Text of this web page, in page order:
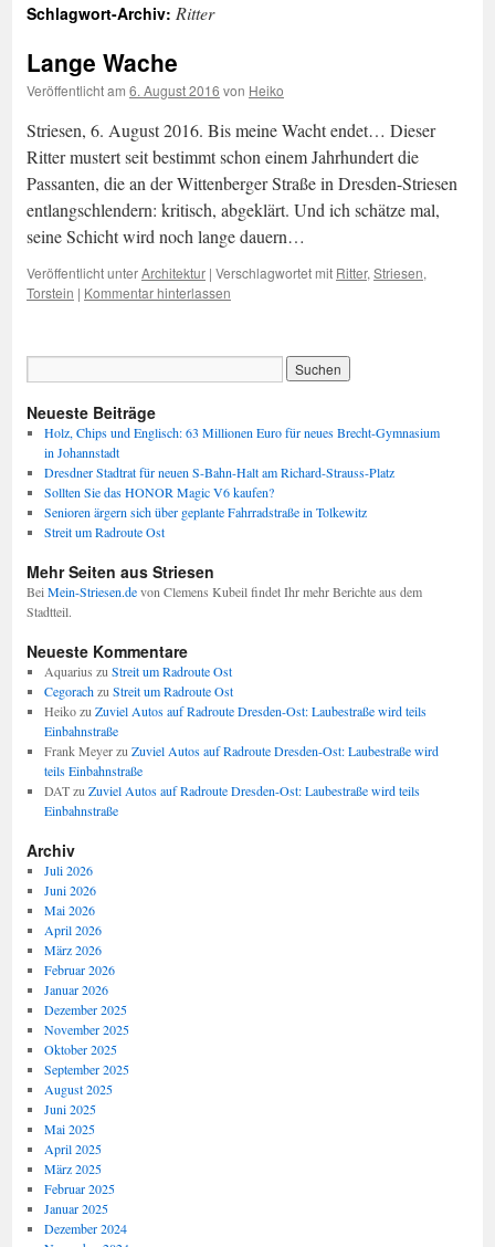
Schlagwort-Archiv: Ritter
Lange Wache
Veröffentlicht am 6. August 2016 von Heiko
Striesen, 6. August 2016. Bis meine Wacht endet… Dieser
Ritter mustert seit bestimmt schon einem Jahrhundert die
Passanten, die an der Wittenberger Straße in Dresden-Striesen
entlangschlendern: kritisch, abgeklärt. Und ich schätze mal,
seine Schicht wird noch lange dauern…
Veröffentlicht unterArchitektur | Verschlagwortet mit Ritter, Striesen,
Torstein | Kommentar hinterlassen
Neueste Beiträge
Holz, Chips und Englisch: 63 Millionen Euro für neues Brecht-Gymnasium
in Johannstadt
Dresdner Stadtrat für neuen S-Bahn-Halt am Richard-Strauss-Platz
Sollten Sie das HONOR Magic V6 kaufen?
Senioren ärgern sich über geplante Fahrradstraße in Tolkewitz
Streit um Radroute Ost
Mehr Seiten aus Striesen
Bei Mein-Striesen.devon Clemens Kubeil findet Ihr mehr Berichte aus dem
Stadtteil.
Neueste Kommentare
Aquarius zu Streit um Radroute Ost
Cegorachzu Streit um Radroute Ost
Heikozu Zuviel Autos auf Radroute Dresden-Ost: Laubestraße wird teils
Einbahnstraße
Frank Meyerzu Zuviel Autos auf Radroute Dresden-Ost: Laubestraße wird
teils Einbahnstraße
DATzu Zuviel Autos auf Radroute Dresden-Ost: Laubestraße wird teils
Einbahnstraße
Archiv
Juli 2026
Juni 2026
Mai 2026
April 2026
März 2026
Februar 2026
Januar 2026
Dezember 2025
November 2025
Oktober 2025
September 2025
August 2025
Juni 2025
Mai 2025
April 2025
März 2025
Februar 2025
Januar 2025
Dezember 2024